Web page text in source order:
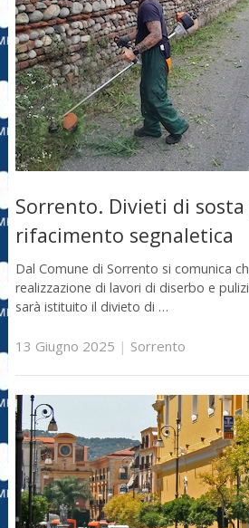
Sorrento. Divieti di
rifacimento segnaletica
Dal Comune di Sorrento si comunica
realizzazione di lavori di diserbo e
sarà istituito il divieto di …
13 Giugno 2025 | Sorrento